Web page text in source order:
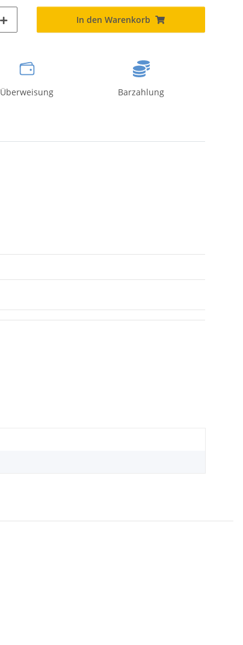
In den Warenkorb
Überweisung Barzahlung